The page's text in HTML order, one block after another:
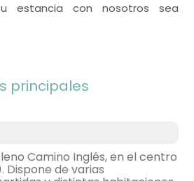
estancia con nosotros sea
principales
Camino Inglés, en el centro
Dispone de varias